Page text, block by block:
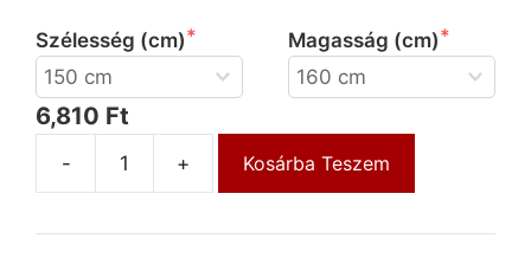
Szélesség (cm)
Magasság (cm)
6,810 Ft
- + Kosárba Teszem